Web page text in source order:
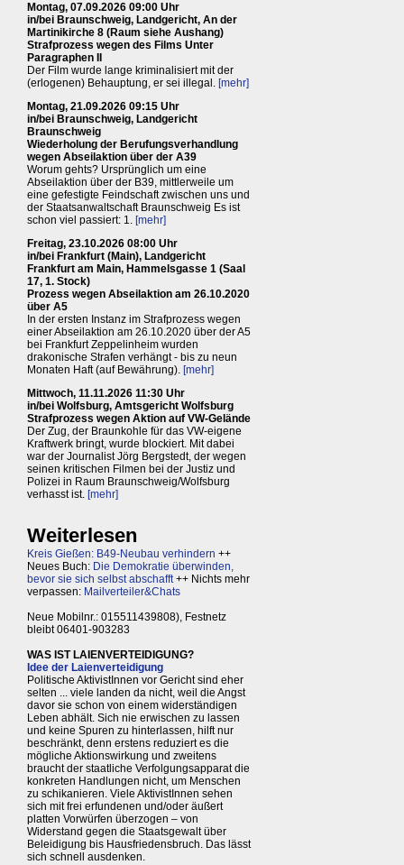
Montag, 07.09.2026 09:00 Uhr
in/bei Braunschweig, Landgericht, An der
Martinikirche 8 (Raum siehe Aushang)
Strafprozess wegen des Films Unter
Paragraphen II
Der Film wurde lange kriminalisiert mit der
(erlogenen) Behauptung, er sei illegal. [mehr]
Montag, 21.09.2026 09:15 Uhr
in/bei Braunschweig, Landgericht
Braunschweig
Wiederholung der Berufungsverhandlung
wegen Abseilaktion über der A39
Worum gehts? Ursprünglich um eine
Abseilaktion über der B39, mittlerweile um
eine gefestigte Feindschaft zwischen uns und
der Staatsanwaltschaft Braunschweig Es ist
schon viel passiert: 1. [mehr]
Freitag, 23.10.2026 08:00 Uhr
in/bei Frankfurt (Main), Landgericht
Frankfurt am Main, Hammelsgasse 1 (Saal
17, 1. Stock)
Prozess wegen Abseilaktion am 26.10.2020
über A5
In der ersten Instanz im Strafprozess wegen
einer Abseilaktion am 26.10.2020 über der A5
bei Frankfurt Zeppelinheim wurden
drakonische Strafen verhängt - bis zu neun
Monaten Haft (auf Bewährung). [mehr]
Mittwoch, 11.11.2026 11:30 Uhr
in/bei Wolfsburg, Amtsgericht Wolfsburg
Strafprozess wegen Aktion auf VW-Gelände
Der Zug, der Braunkohle für das VW-eigene
Kraftwerk bringt, wurde blockiert. Mit dabei
war der Journalist Jörg Bergstedt, der wegen
seinen kritischen Filmen bei der Justiz und
Polizei in Raum Braunschweig/Wolfsburg
verhasst ist. [mehr]
Weiterlesen
Kreis Gießen: B49-Neubau verhindern ++
Neues Buch: Die Demokratie überwinden,
bevor sie sich selbst abschafft++ Nichts mehr
verpassen: Mailverteiler&Chats
Neue Mobilnr.: 015511439808), Festnetz
bleibt 06401-903283
WAS IST LAIENVERTEIDIGUNG?
Idee der Laienverteidigung
Politische AktivistInnen vor Gericht sind eher
selten ... viele landen da nicht, weil die Angst
davor sie schon von einem widerständigen
Leben abhält. Sich nie erwischen zu lassen
und keine Spuren zu hinterlassen, hilft nur
beschränkt, denn erstens reduziert es die
mögliche Aktionswirkung und zweitens
braucht der staatliche Verfolgungsapparat die
konkreten Handlungen nicht, um Menschen
zu schikanieren. Viele AktivistInnen sehen
sich mit frei erfundenen und/oder äußert
platten Vorwürfen überzogen – von
Widerstand gegen die Staatsgewalt über
Beleidigung bis Hausfriedensbruch. Das lässt
sich schnell ausdenken.